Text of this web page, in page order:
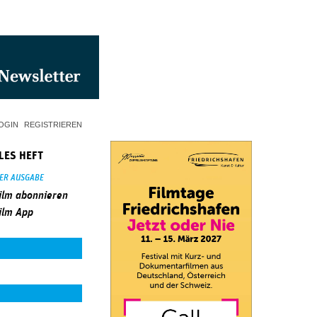
REGISTRIEREN
HEFT
AUSGABE
abonnieren
App